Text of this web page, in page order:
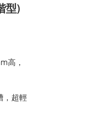
型)
高，
，超輕